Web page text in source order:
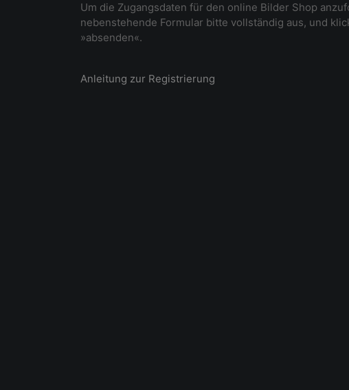
Um die Zugangsdaten für den online Bilder Shop
nebenstehende Formular bitte vollständig aus, und
»absenden«.
Anleitung zur Registrierung